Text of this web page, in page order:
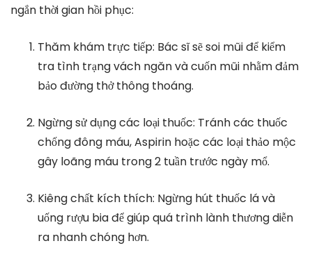
ngắn thời gian hồi phục:
Thăm khám trực tiếp: Bác sĩ sẽ soi mũi để kiểm
tra tình trạng vách ngăn và cuốn mũi nhằm đảm
bảo đường thở thông thoáng.
Ngừng sử dụng các loại thuốc: Tránh các thuốc
chống đông máu, Aspirin hoặc các loại thảo mộc
gây loãng máu trong 2 tuần trước ngày mổ.
Kiêng chất kích thích: Ngừng hút thuốc lá và
uống rượu bia để giúp quá trình lành thương diễn
ra nhanh chóng hơn.